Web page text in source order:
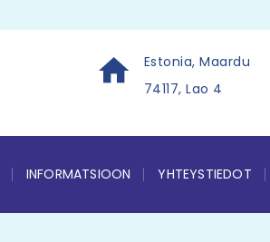
Estonia, Maardu
74117, Lao 4
INFORMATSIOON YHTEYSTIEDOT